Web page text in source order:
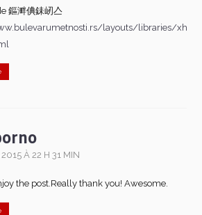
鏂溿倎銇屻亼
layouts/libraries/
À 22 H 31 MIN
the post.Really thank you! Awesome.